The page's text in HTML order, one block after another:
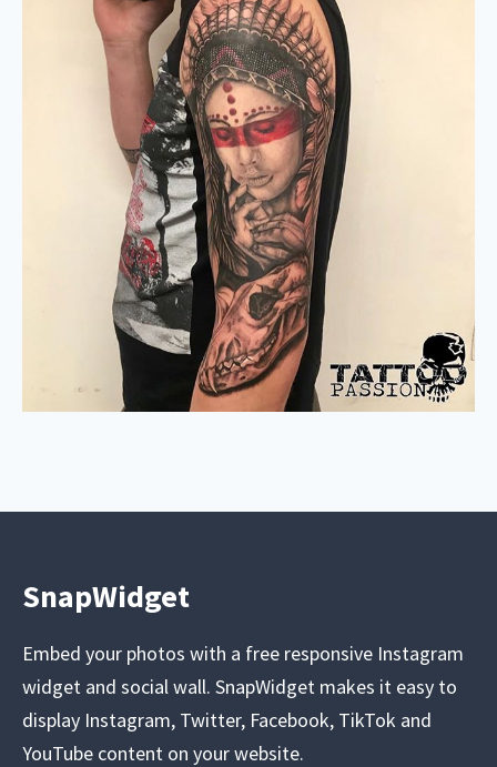
SnapWidget
Embed your photos with a free responsive Instagram
widget and social wall. SnapWidget makes it easy to
display Instagram, Twitter, Facebook, TikTok and
YouTube content on your website.